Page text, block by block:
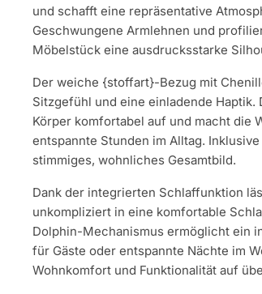
und schafft eine repräsentative
Geschwungene Armlehnen und
Möbelstück eine ausdrucksstarke
Der weiche {stoffart}-Bezug mit
Sitzgefühl und eine einladende
Körper komfortabel auf und macht die
entspannte Stunden im Alltag.
stimmiges, wohnliches Gesamtbild.
Dank der integrierten Schlaffunktion
unkompliziert in eine komfortable
Dolphin-Mechanismus ermöglicht ein
für Gäste oder entspannte Nächte im
Wohnkomfort und Funktionalität auf